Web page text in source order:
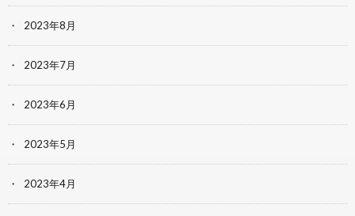
2023年8月
2023年7月
2023年6月
2023年5月
2023年4月